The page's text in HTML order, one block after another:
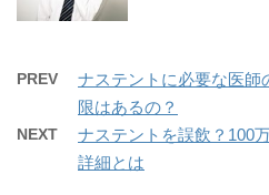
PREV
ナステントに必要な医師
限はあるの？
NEXT
ナステントを誤飲？100
詳細とは